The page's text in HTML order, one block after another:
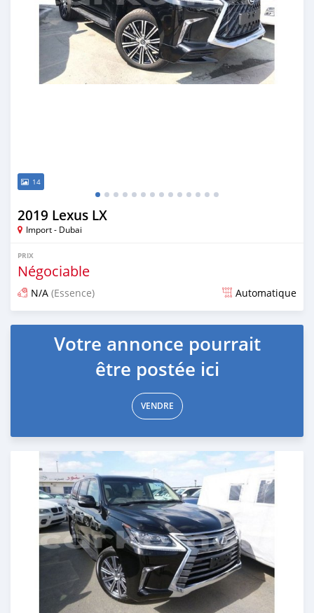
14
2019 Lexus LX
Import - Dubai
PRIX
Négociable
N/A (Essence) Automatique
Publié il y a plus de 6 ans
Votre annonce pourrait
être postée ici
VENDRE